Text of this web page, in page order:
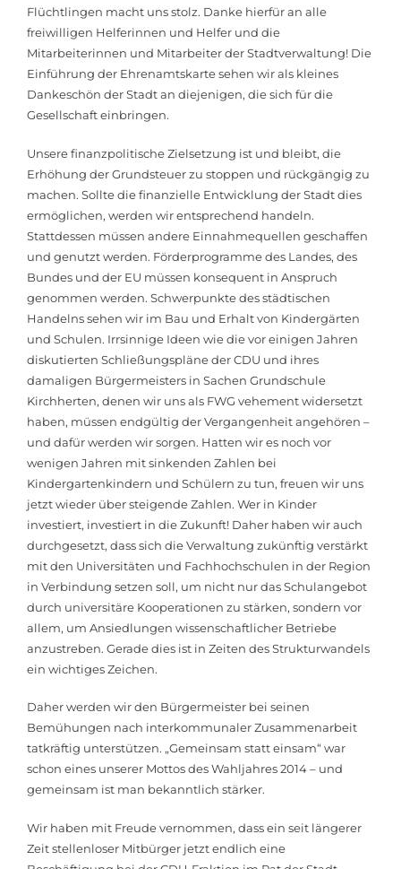
Flüchtlingen macht uns stolz. Danke hierfür an alle
freiwilligen Helferinnen und Helfer und die
Mitarbeiterinnen und Mitarbeiter der Stadtverwaltung! Die
Einführung der Ehrenamtskarte sehen wir als kleines
Dankeschön der Stadt an diejenigen, die sich für die
Gesellschaft einbringen.
Unsere finanzpolitische Zielsetzung ist und bleibt, die
Erhöhung der Grundsteuer zu stoppen und rückgängig zu
machen. Sollte die finanzielle Entwicklung der Stadt dies
ermöglichen, werden wir entsprechend handeln.
Stattdessen müssen andere Einnahmequellen geschaffen
und genutzt werden. Förderprogramme des Landes, des
Bundes und der EU müssen konsequent in Anspruch
genommen werden. Schwerpunkte des städtischen
Handelns sehen wir im Bau und Erhalt von Kindergärten
und Schulen. Irrsinnige Ideen wie die vor einigen Jahren
diskutierten Schließungspläne der CDU und ihres
damaligen Bürgermeisters in Sachen Grundschule
Kirchherten, denen wir uns als FWG vehement widersetzt
haben, müssen endgültig der Vergangenheit angehören –
und dafür werden wir sorgen. Hatten wir es noch vor
wenigen Jahren mit sinkenden Zahlen bei
Kindergartenkindern und Schülern zu tun, freuen wir uns
jetzt wieder über steigende Zahlen. Wer in Kinder
investiert, investiert in die Zukunft! Daher haben wir auch
durchgesetzt, dass sich die Verwaltung zukünftig verstärkt
mit den Universitäten und Fachhochschulen in der Region
in Verbindung setzen soll, um nicht nur das Schulangebot
durch universitäre Kooperationen zu stärken, sondern vor
allem, um Ansiedlungen wissenschaftlicher Betriebe
anzustreben. Gerade dies ist in Zeiten des Strukturwandels
ein wichtiges Zeichen.
Daher werden wir den Bürgermeister bei seinen
Bemühungen nach interkommunaler Zusammenarbeit
tatkräftig unterstützen. „Gemeinsam statt einsam“ war
schon eines unserer Mottos des Wahljahres 2014 – und
gemeinsam ist man bekanntlich stärker.
Wir haben mit Freude vernommen, dass ein seit längerer
Zeit stellenloser Mitbürger jetzt endlich eine